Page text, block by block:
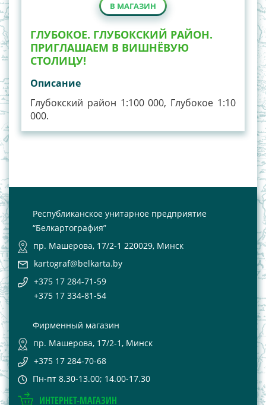
В МАГАЗИН
ГЛУБОКОЕ. ГЛУБОКСКИЙ РАЙОН.
ПРИГЛАШАЕМ В ВИШНЁВУЮ
СТОЛИЦУ!
Описание
Глубокский район 1:100 000, Глубокое 1:10
000.
Республиканское унитарное предприятие
“Белкартография”
пр. Машерова, 17/2-1 220029, Минск
kartograf@belkarta.by
+375 17 284-71-59
+375 17 334-81-54
Фирменный магазин
пр. Машерова, 17/2-1, Минск
+375 17 284-70-68
Пн-пт 8.30-13.00; 14.00-17.30
ИНТЕРНЕТ-МАГАЗИН